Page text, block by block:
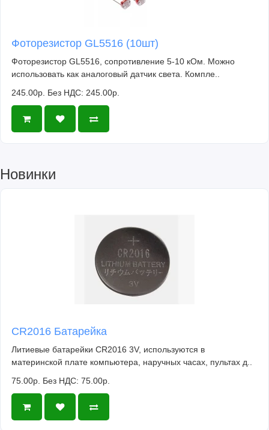
Фоторезистор GL5516 (10шт)
Фоторезистор GL5516, сопротивление 5-10 кОм. Можно
использовать как аналоговый датчик света. Компле..
245.00р. Без НДС: 245.00р.
Новинки
CR2016 Батарейка
Литиевые батарейки CR2016 3V, используются в
материнской плате компьютера, наручных часах, пультах д..
75.00р. Без НДС: 75.00р.